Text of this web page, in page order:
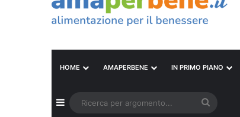
HOME AMAPERBENE IN PRIMO PIANO
Barra laterale